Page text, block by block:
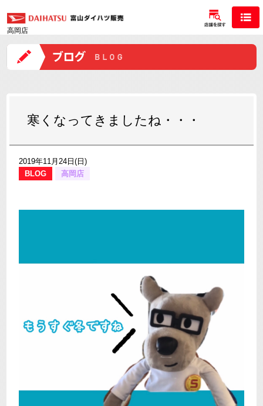
高岡店
寒くなってきましたね・・・
2019年11月24日(日)
BLOG
高岡店